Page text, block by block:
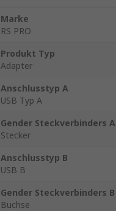
Marke
RS PRO
Produkt Typ
Adapter
Anschlusstyp A
USB Typ A
Gender Steckverbinders A
Stecker
Anschlusstyp B
USB B
Gender Steckverbinders B
Buchse